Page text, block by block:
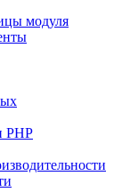
модуля
PHP